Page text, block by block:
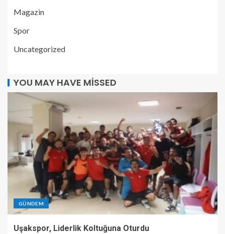
Magazin
Spor
Uncategorized
YOU MAY HAVE MISSED
GÜNDEM
Uşakspor, Liderlik Koltuğuna Oturdu